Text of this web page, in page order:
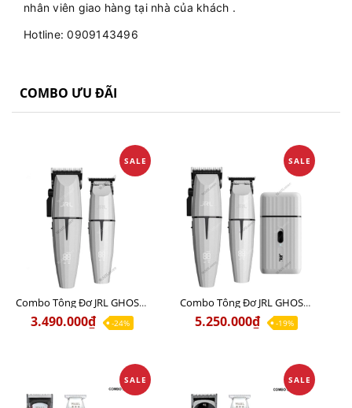
nhân viên giao hàng tại nhà của khách .
Hotline: 0909143496
COMBO ƯU ĐÃI
SALE
Combo Tông Đơ JRL GHOST 1 Limited Edition Chính Hãng USA
3.490.000₫ -24%
SALE
Combo Tông Đơ JRL GHOST 2 Limited Edition Chính Hãng USA
5.250.000₫ -19%
SALE SALE